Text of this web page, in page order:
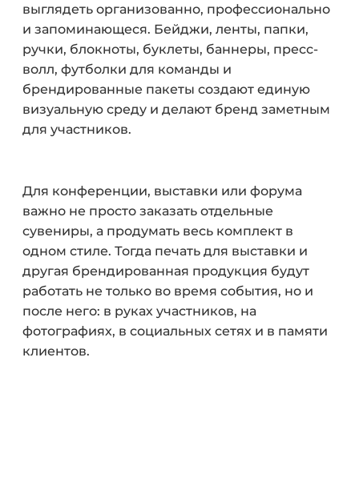
выглядеть организованно, профессионально
и запоминающеся. Бейджи, ленты, папки,
ручки, блокноты, буклеты, баннеры, пресс-
волл, футболки для команды и
брендированные пакеты создают единую
визуальную среду и делают бренд заметным
для участников.
Для конференции, выставки или форума
важно не просто заказать отдельные
сувениры, а продумать весь комплект в
одном стиле. Тогда печать для выставки и
другая брендированная продукция будут
работать не только во время события, но и
после него: в руках участников, на
фотографиях, в социальных сетях и в памяти
клиентов.